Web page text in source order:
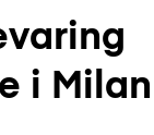
i Milan